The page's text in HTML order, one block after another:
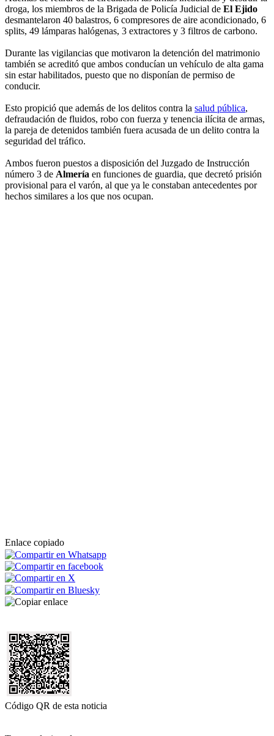
droga, los miembros de la Brigada de Policía Judicial de El Ejido
desmantelaron 40 balastros, 6 compresores de aire acondicionado, 6
splits, 49 lámparas halógenas, 3 extractores y 3 filtros de carbono.
Durante las vigilancias que motivaron la detención del matrimonio
también se acreditó que ambos conducían un vehículo de alta gama
sin estar habilitados, puesto que no disponían de permiso de
conducir.
Esto propició que además de los delitos contra la salud pública,
defraudación de fluidos, robo con fuerza y tenencia ilícita de armas,
la pareja de detenidos también fuera acusada de un delito contra la
seguridad del tráfico.
Ambos fueron puestos a disposición del Juzgado de Instrucción
número 3 de Almería en funciones de guardia, que decretó prisión
provisional para el varón, al que ya le constaban antecedentes por
hechos similares a los que nos ocupan.
Enlace copiado
Código QR de esta noticia